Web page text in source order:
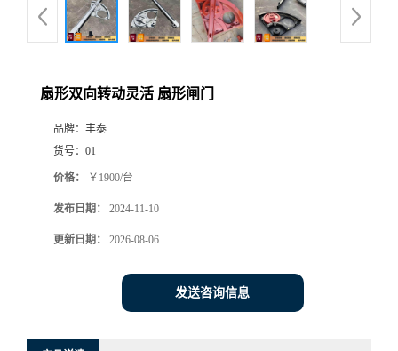
扇形双向转动灵活 扇形闸门
品牌： 丰泰
货号： 01
价格： ￥1900/台
发布日期： 2024-11-10
更新日期： 2026-08-06
发送咨询信息